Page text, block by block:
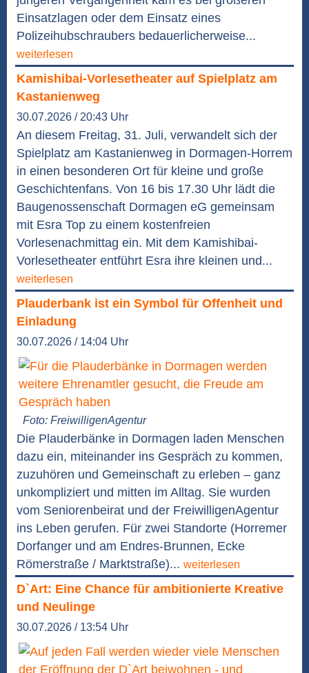
Einsatzlagen oder dem Einsatz eines
Polizeihubschraubers bedauerlicherweise...
weiterlesen
Kamishibai-Vorlesetheater auf Spielplatz am
Kastanienweg
30.07.2026 / 20:43 Uhr
An diesem Freitag, 31. Juli, verwandelt sich der
Spielplatz am Kastanienweg in Dormagen-Horrem
in einen besonderen Ort für kleine und große
Geschichtenfans. Von 16 bis 17.30 Uhr lädt die
Baugenossenschaft Dormagen eG gemeinsam
mit Esra Top zu einem kostenfreien
Vorlesenachmittag ein. Mit dem Kamishibai-
Vorlesetheater entführt Esra ihre kleinen und...
weiterlesen
Plauderbank ist ein Symbol für Offenheit und
Einladung
30.07.2026 / 14:04 Uhr
Foto: FreiwilligenAgentur
Die Plauderbänke in Dormagen laden Menschen
dazu ein, miteinander ins Gespräch zu kommen,
zuzuhören und Gemeinschaft zu erleben – ganz
unkompliziert und mitten im Alltag. Sie wurden
vom Seniorenbeirat und der FreiwilligenAgentur
ins Leben gerufen. Für zwei Standorte (Horremer
Dorfanger und am Endres-Brunnen, Ecke
Römerstraße / Marktstraße)... weiterlesen
D`Art: Eine Chance für ambitionierte Kreative
und Neulinge
30.07.2026 / 13:54 Uhr